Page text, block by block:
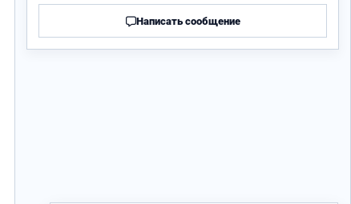
Написать сообщение